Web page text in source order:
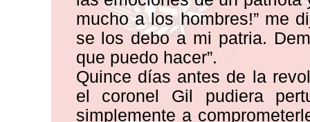
mucho a los hombres!” me
se los debo a mi patria.
que puedo hacer”.
Quince días antes de la
el coronel Gil pudiera
simplemente a